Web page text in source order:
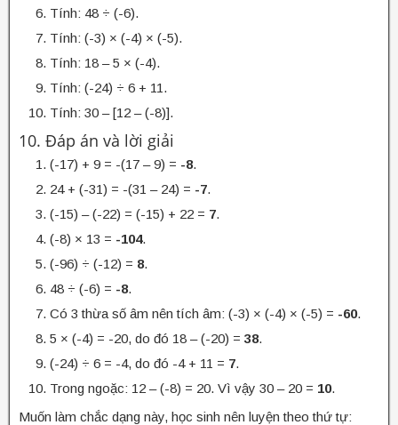
Tính: 48 ÷ (-6).
Tính: (-3) × (-4) × (-5).
Tính: 18 – 5 × (-4).
Tính: (-24) ÷ 6 + 11.
Tính: 30 – [12 – (-8)].
10. Đáp án và lời giải
(-17) + 9 = -(17 – 9) = -8.
24 + (-31) = -(31 – 24) = -7.
(-15) – (-22) = (-15) + 22 = 7.
(-8) × 13 = -104.
(-96) ÷ (-12) = 8.
48 ÷ (-6) = -8.
Có 3 thừa số âm nên tích âm: (-3) × (-4) × (-5) = -60.
5 × (-4) = -20, do đó 18 – (-20) = 38.
(-24) ÷ 6 = -4, do đó -4 + 11 = 7.
Trong ngoặc: 12 – (-8) = 20. Vì vậy 30 – 20 = 10.
Muốn làm chắc dạng này, học sinh nên luyện theo thứ tự: